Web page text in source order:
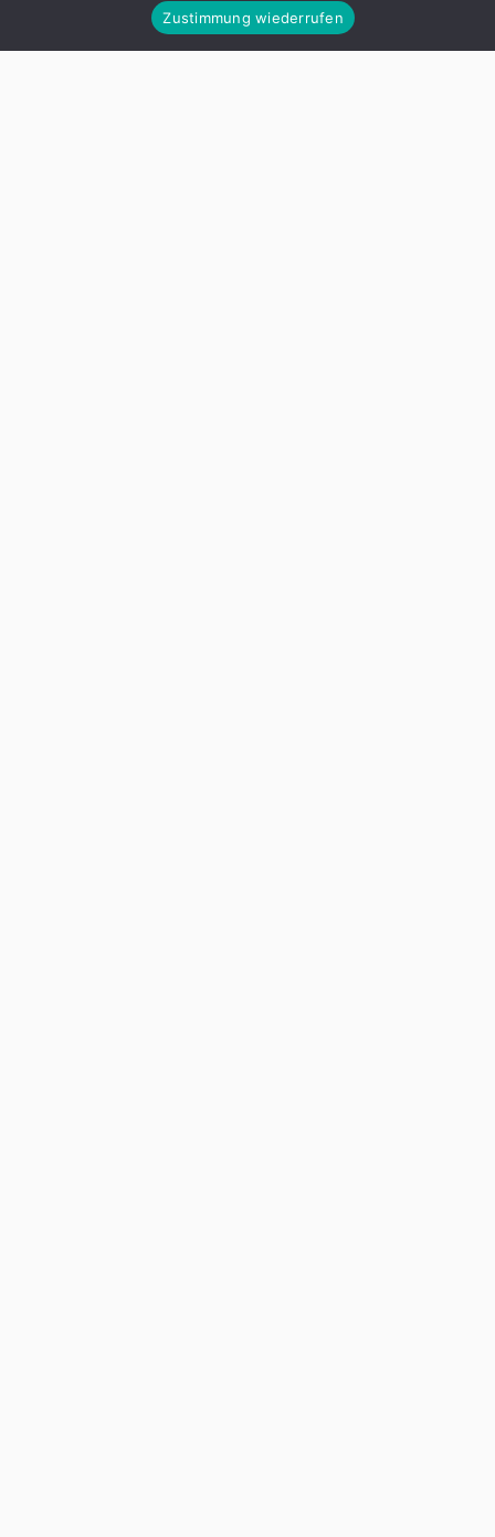
hohe Energiepreise, Störungen in den globalen
Lieferketten und generell höhere Kosten durch die
Zustimmung wiederrufen